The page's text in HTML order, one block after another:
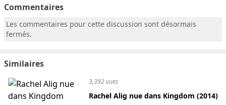
Commentaires
Les commentaires pour cette discussion sont désormais
fermés.
Similaires
3,392 vues
Rachel Alig nue dans Kingdom (2014)